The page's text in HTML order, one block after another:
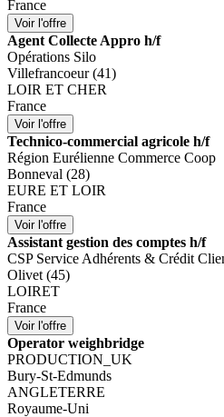
France
Agent Collecte Appro h/f
Opérations Silo
Villefrancoeur (41)
LOIR ET CHER
France
Technico-commercial agricole h/f
Région Eurélienne Commerce Coop
Bonneval (28)
EURE ET LOIR
France
Assistant gestion des comptes h/f
CSP Service Adhérents & Crédit
Olivet (45)
LOIRET
France
Operator weighbridge
PRODUCTION_UK
Bury-St-Edmunds
ANGLETERRE
Royaume-Uni